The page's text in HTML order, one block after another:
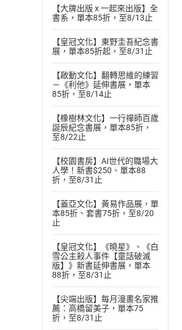
【大牌出版 x 一起來出版】全
書系，單本85折，至8/13止
【皇冠文化】東野圭吾紀念書
展，單本85折起，至8/31止
【啟動文化】翻轉思維的練習
－《利他》延伸書展，單本
85折，至8/14止
【橡樹林文化】一行禪師百歲
誕辰紀念書展，單本85折，
至8/22止
【校園書房】AI世代的職場大
人學！新書$250、單本88
折，至8/31止
【蓋亞文化】黃易作品展，單
本85折、套書75折，至8/20
止
【皇冠文化】《曉星》、《白
雪公主殺人事件【童話破滅
版】》新書延伸書展，單本
88折，至8/31止
【尖端出版】每月漫畫名家推
薦：高橋留美子，單本75
折，至8/31止